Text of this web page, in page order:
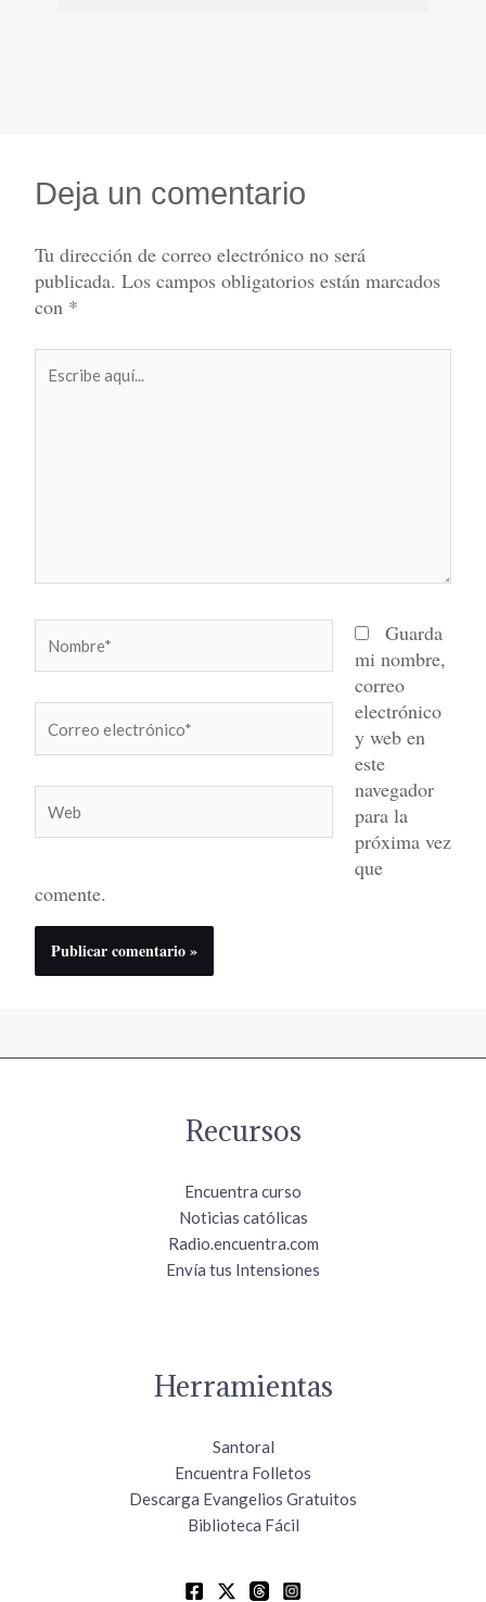
Deja un comentario
Tu dirección de correo electrónico no será
publicada. Los campos obligatorios están marcados
con *
aquí...
electrónico*
Guarda
mi nombre,
correo
electrónico
y web en
este
navegador
para la
próxima vez
que
comente.
Recursos
Encuentra curso
Noticias católicas
Radio.encuentra.com
Envía tus Intensiones
Herramientas
Santoral
Encuentra Folletos
Descarga Evangelios Gratuitos
Biblioteca Fácil